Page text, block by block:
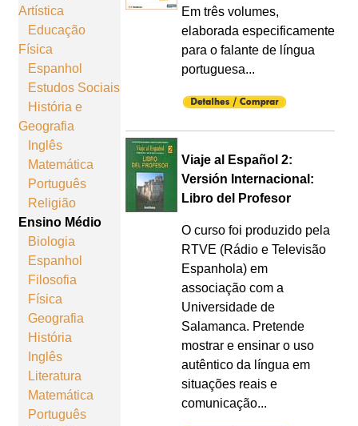
Artística
Educação
Física
Espanhol
Estudos Sociais
História e
Geografia
Inglês
Matemática
Português
Religião
Ensino Médio
Biologia
Espanhol
Filosofia
Física
Geografia
História
Inglês
Literatura
Matemática
Português
Em três volumes,
elaborada especificamente
para o falante de língua
portuguesa...
Viaje al Español 2:
Versión Internacional:
Libro del Profesor
O curso foi produzido pela
RTVE (Rádio e Televisão
Espanhola) em
associação com a
Universidade de
Salamanca. Pretende
mostrar e ensinar o uso
autêntico da língua em
situações reais e
comunicação...